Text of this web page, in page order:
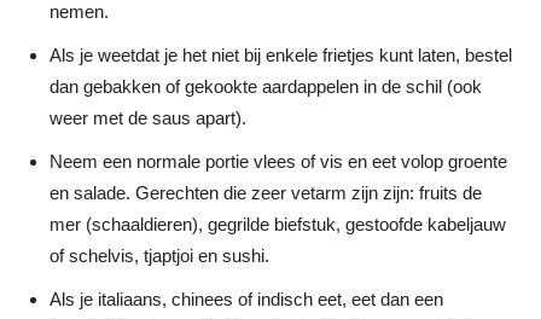
nemen.
Als je weetdat je het niet bij enkele frietjes kunt laten, bestel
dan gebakken of gekookte aardappelen in de schil (ook
weer met de saus apart).
Neem een normale portie vlees of vis en eet volop groente
en salade. Gerechten die zeer vetarm zijn zijn: fruits de
mer (schaaldieren), gegrilde biefstuk, gestoofde kabeljauw
of schelvis, tjaptjoi en sushi.
Als je italiaans, chinees of indisch eet, eet dan een